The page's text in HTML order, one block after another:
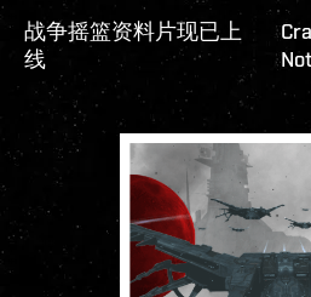
战争摇篮资料片现已上
线